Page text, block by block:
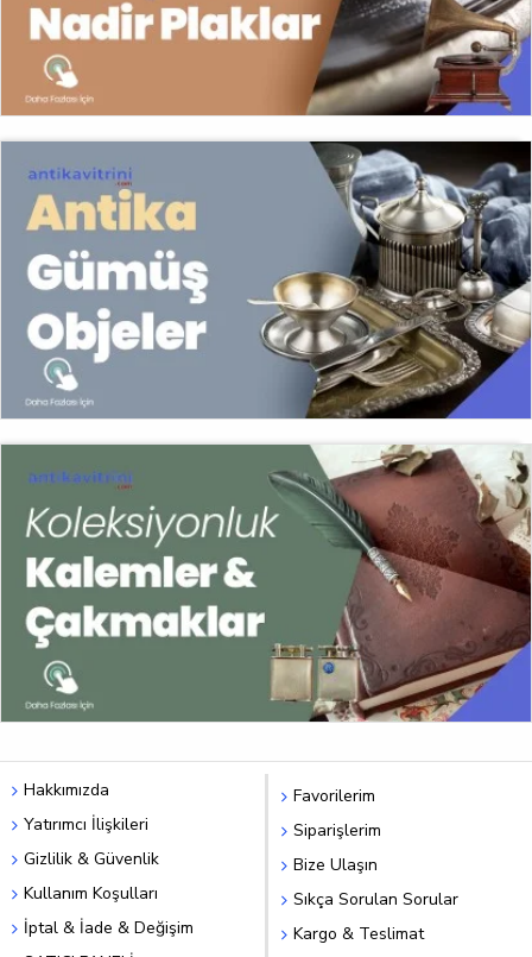
Hakkımızda
Yatırımcı İlişkileri
Gizlilik & Güvenlik
Kullanım Koşulları
İptal & İade & Değişim
Favorilerim
Siparişlerim
Bize Ulaşın
Sıkça Sorulan Sorular
Kargo & Teslimat